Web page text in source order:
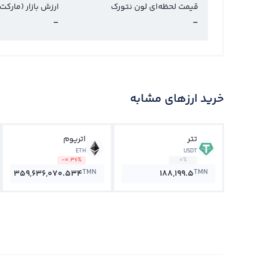
قیمت لحظه‌ای لون نتورک
-
ارزش بازار
-
خرید ارزهای مشابه
تتر
USDT
0%
188,199.5TMN
اتریوم
ETH
-0.36%
359,636,070.534TMN